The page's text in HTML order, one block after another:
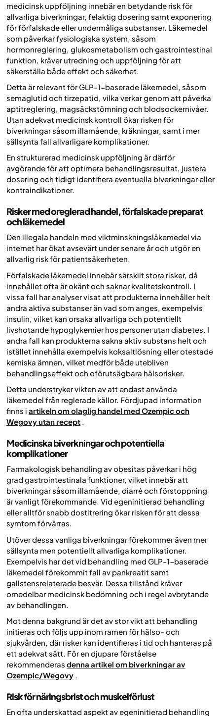
medicinsk uppföljning innebär en betydande risk för
allvarliga biverkningar, felaktig dosering samt exponering
för förfalskade eller undermåliga substanser. Läkemedel
som påverkar fysiologiska system, såsom
hormonreglering, glukosmetabolism och gastrointestinal
funktion, kräver utredning och uppföljning för att
säkerställa både effekt och säkerhet.
Detta är relevant för GLP-1-baserade läkemedel, såsom
semaglutid och tirzepatid, vilka verkar genom att påverka
aptitreglering, magsäckstömning och blodsockernivåer.
Utan adekvat medicinsk kontroll ökar risken för
biverkningar såsom illamående, kräkningar, samt i mer
sällsynta fall allvarligare komplikationer.
En strukturerad medicinsk uppföljning är därför
avgörande för att optimera behandlingsresultat, justera
dosering och tidigt identifiera eventuella biverkningar eller
kontraindikationer.
Risker med oreglerad handel, förfalskade preparat
och läkemedel
Den illegala handeln med viktminskningsläkemedel via
internet har ökat avsevärt under senare år och utgör en
allvarlig risk för patientsäkerheten.
Förfalskade läkemedel innebär särskilt stora risker, då
innehållet ofta är okänt och saknar kvalitetskontroll. I
vissa fall har analyser visat att produkterna innehåller helt
andra aktiva substanser än vad som anges, exempelvis
insulin, vilket kan orsaka allvarliga och potentiellt
livshotande hypoglykemier hos personer utan diabetes. I
andra fall kan produkterna sakna aktiv substans helt och
istället innehålla exempelvis koksaltlösning eller otestade
kemiska ämnen, vilket medför både utebliven
behandlingseffekt och oförutsägbara hälsorisker.
Detta understryker vikten av att endast använda
läkemedel från reglerade källor. Fördjupad information
finns i artikeln om olaglig handel med Ozempic och
Wegovy utan recept .
Medicinska biverkningar och potentiella
komplikationer
Farmakologisk behandling av obesitas påverkar i hög
grad gastrointestinala funktioner, vilket innebär att
biverkningar såsom illamående, diarré och förstoppning
är vanligt förekommande. Vid egeninitierad behandling
eller alltför snabb dostitrering ökar risken för att dessa
symtom förvärras.
Utöver dessa vanliga biverkningar förekommer även mer
sällsynta men potentiellt allvarliga komplikationer.
Exempelvis har det vid behandling med GLP-1-baserade
läkemedel förekommit fall av pankreatit samt
gallstensrelaterade besvär. Dessa tillstånd kräver
omedelbar medicinsk bedömning och i regel avbrytande
av behandlingen.
Mot denna bakgrund är det av stor vikt att behandling
initieras och följs upp inom ramen för hälso- och
sjukvården, där risker kan identifieras i tid och hanteras på
ett adekvat sätt. För en djupare förståelse
rekommenderas denna artikel om biverkningar av
Ozempic/Wegovy .
Risk för näringsbrist och muskelförlust
En ofta underskattad aspekt av egeninitierad behandling